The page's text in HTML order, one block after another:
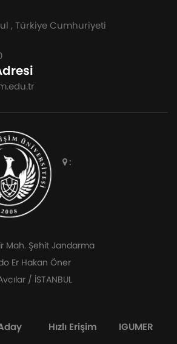
, Türkiye Cumhuriyeti
:
Mah. Şehit Jandarma
Er Hakan Öner
/ İSTANBUL
Hızlı Erişim IGUMER